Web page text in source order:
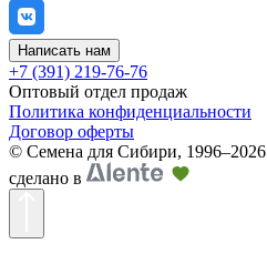
Написать нам
+7 (391) 219-76-76
Оптовый отдел продаж
Политика конфиденциальности
Договор оферты
© Семена для Сибири, 1996–2026
сделано в